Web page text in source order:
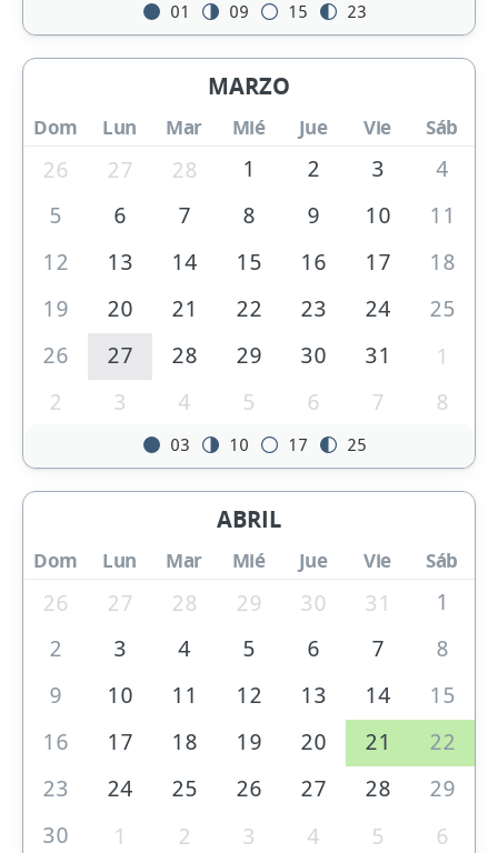
01 09 15 23
MARZO
Dom Lun Mar Mié Jue Vie Sáb
26 27 28 1 2 3
4
5
6 7 8 9 10
11
12
13 14 15 16 17
18
19
20 21 22 23 24
25
26
27 28 29 30 31
1
2
3 4 5 6 7 8
03 10 17 25
ABRIL
Dom Lun Mar Mié Jue Vie Sáb
26 27 28 29 30 31
1
2
3 4 5 6 7
8
9
10 11 12 13 14
15
16
17 18 19 20 21
22
23
24 25 26 27 28
29
30
1 2 3 4 5 6